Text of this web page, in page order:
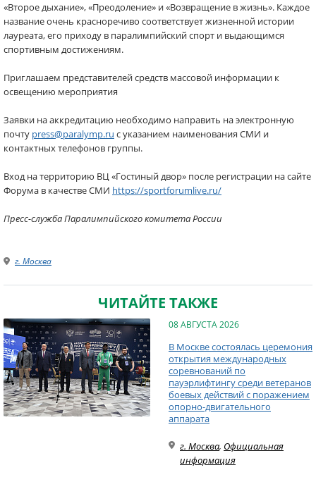
«Второе дыхание», «Преодоление» и «Возвращение в жизнь». Каждое
название очень красноречиво соответствует жизненной истории
лауреата, его приходу в паралимпийский спорт и выдающимся
спортивным достижениям.
Приглашаем представителей средств массовой информации к
освещению мероприятия
Заявки на аккредитацию необходимо направить на электронную
почту press@paralymp.ru с указанием наименования СМИ и
контактных телефонов группы.
Вход на территорию ВЦ «Гостиный двор» после регистрации на сайте
Форума в качестве СМИ https://sportforumlive.ru/
Пресс-служба Паралимпийского комитета России
г. Москва
ЧИТАЙТЕ ТАКЖЕ
08 АВГУСТА 2026
В Москве состоялась церемония
открытия международных
соревнований по
пауэрлифтингу среди ветеранов
боевых действий с поражением
опорно-двигательного
аппарата
г. Москва, Официальная
информация